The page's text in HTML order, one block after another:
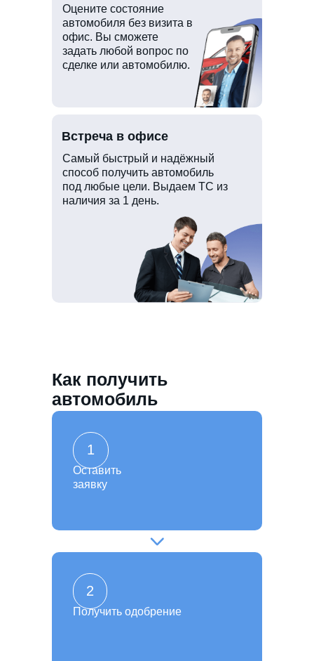
Оцените состояние
автомобиля без визита в
офис. Вы сможете
задать любой вопрос по
сделке или автомобилю.
Самый быстрый и надёжный
способ получить автомобиль
под любые цели. Выдаем ТС из
наличия за 1 день.
Встреча в офисе
Как получить
автомобиль
Получить одобрение
2
Оставить
заявку
1